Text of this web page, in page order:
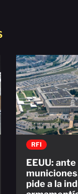
RFI
EEUU:
pide a la